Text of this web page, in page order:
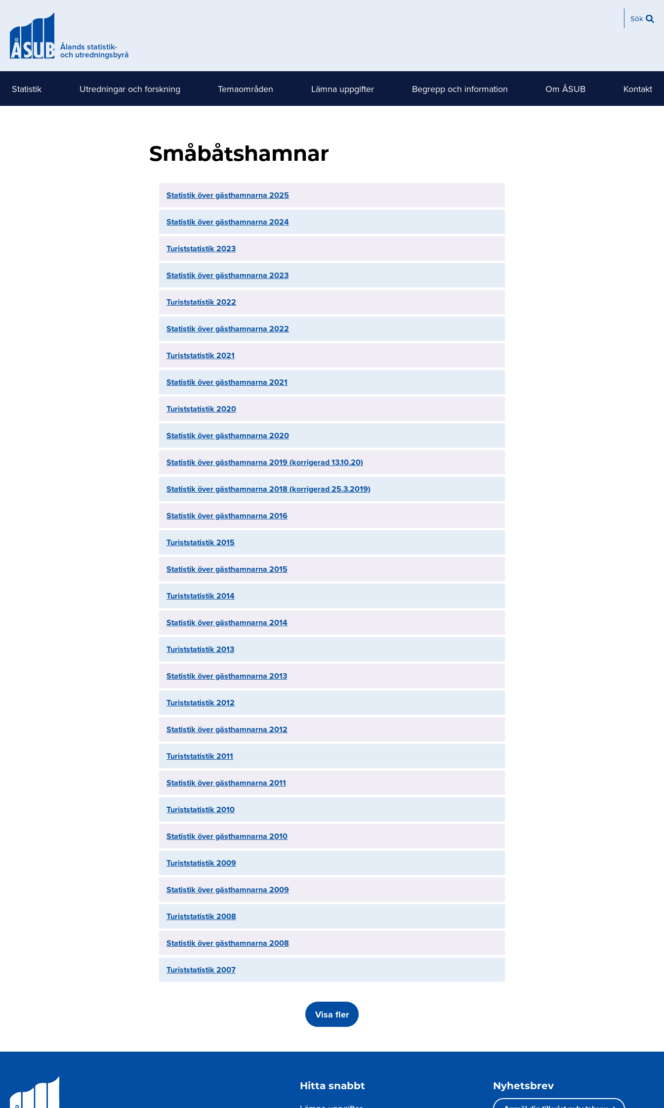
huvudinnehåll
Ålands statistik-
och utredningsbyrå
Sök
Huvudmeny
Statistik Utredningar och forskning Temaområden Lämna uppgifter Begrepp och information Om ÅSUB Kontakt
Småbåtshamnar
Statistik över gästhamnarna 2025
Statistik över gästhamnarna 2024
Turiststatistik 2023
Statistik över gästhamnarna 2023
Turiststatistik 2022
Statistik över gästhamnarna 2022
Turiststatistik 2021
Statistik över gästhamnarna 2021
Turiststatistik 2020
Statistik över gästhamnarna 2020
Statistik över gästhamnarna 2019 (korrigerad 13.10.20)
Statistik över gästhamnarna 2018 (korrigerad 25.3.2019)
Statistik över gästhamnarna 2016
Turiststatistik 2015
Statistik över gästhamnarna 2015
Turiststatistik 2014
Statistik över gästhamnarna 2014
Turiststatistik 2013
Statistik över gästhamnarna 2013
Turiststatistik 2012
Statistik över gästhamnarna 2012
Turiststatistik 2011
Statistik över gästhamnarna 2011
Turiststatistik 2010
Statistik över gästhamnarna 2010
Turiststatistik 2009
Statistik över gästhamnarna 2009
Turiststatistik 2008
Statistik över gästhamnarna 2008
Turiststatistik 2007
Visa fler
Hitta snabbt Nyhetsbrev